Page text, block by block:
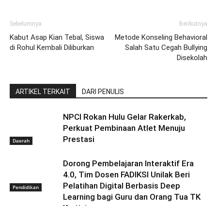
Sebelumnya
Kabut Asap Kian Tebal, Siswa
di Rohul Kembali Diliburkan
Berikutnya
Metode Konseling Behavioral
Salah Satu Cegah Bullying
Disekolah
ARTIKEL TERKAIT DARI PENULIS
Daerah
NPCI Rokan Hulu Gelar Rakerkab,
Perkuat Pembinaan Atlet Menuju
Prestasi
Pendidikan
Dorong Pembelajaran Interaktif Era
4.0, Tim Dosen FADIKSI Unilak Beri
Pelatihan Digital Berbasis Deep
Learning bagi Guru dan Orang Tua TK